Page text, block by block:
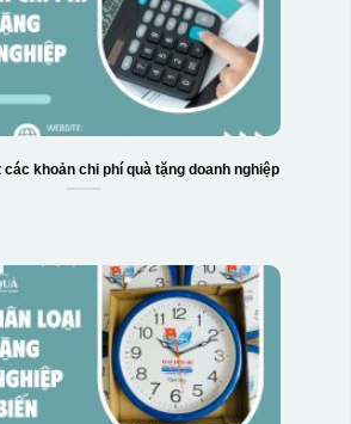
các khoản chi phí quà tặng doanh nghiệp